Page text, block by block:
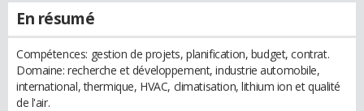
En résumé
Compétences: gestion de projets, planification, budget, contrat.
Domaine: recherche et développement, industrie automobile,
international, thermique, HVAC, climatisation, lithium ion et qualité
de l'air.